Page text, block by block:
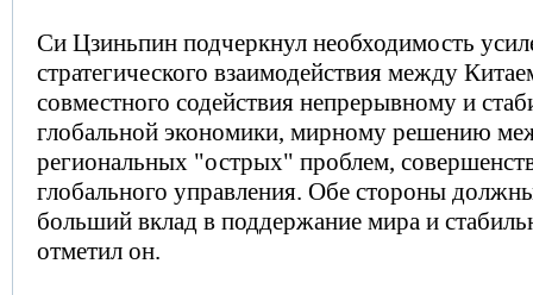
Си Цзиньпин подчеркнул необходимость
стратегического взаимодействия между
совместного содействия непрерывному и
глобальной экономики, мирному решению
региональных "острых" проблем,
глобального управления. Обе стороны
больший вклад в поддержание мира и
отметил он.